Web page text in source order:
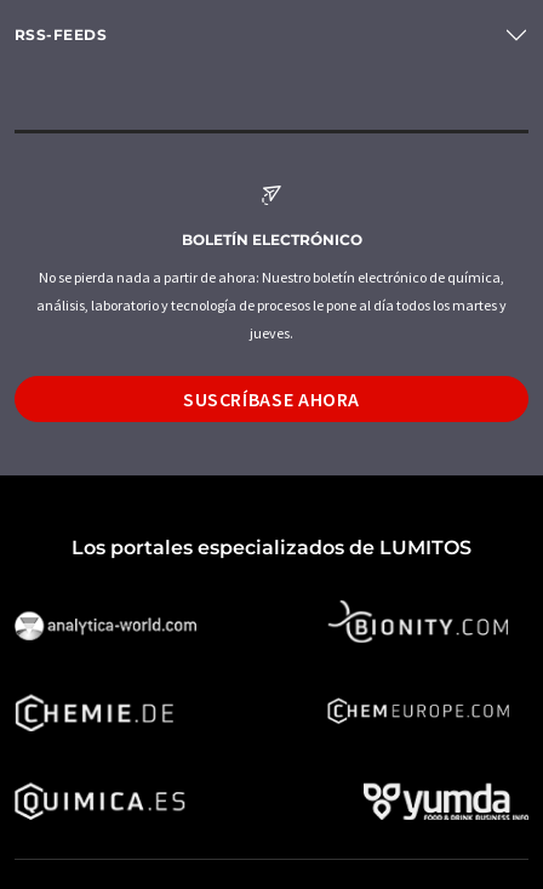
RSS-FEEDS
BOLETÍN ELECTRÓNICO
No se pierda nada a partir de ahora: Nuestro boletín electrónico de química,
análisis, laboratorio y tecnología de procesos le pone al día todos los martes y
jueves.
SUSCRÍBASE AHORA
Los portales especializados de LUMITOS